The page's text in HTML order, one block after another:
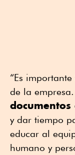
“Es
de la empresa.
y dar tiempo
educar al
humano y